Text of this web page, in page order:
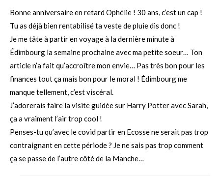
Bonne anniversaire en retard Ophélie ! 30 ans, c’est un cap !
Tu as déjà bien rentabilisé ta veste de pluie dis donc !
Je me tâte à partir en voyage à la dernière minute à
Édimbourg la semaine prochaine avec ma petite soeur… Ton
article n’a fait qu’accroître mon envie… Pas très bon pour les
finances tout ça mais bon pour le moral ! Édimbourg me
manque tellement, c’est viscéral.
J’adorerais faire la visite guidée sur Harry Potter avec Sarah,
ça a vraiment l’air trop cool !
Penses-tu qu’avec le covid partir en Ecosse ne serait pas trop
contraignant en cette période ? Je ne sais pas trop comment
ça se passe de l’autre côté de la Manche…